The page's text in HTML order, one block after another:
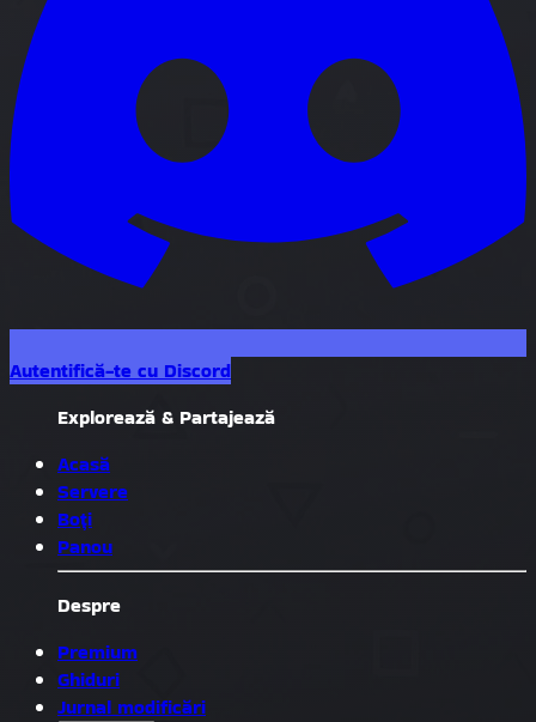
Autentifică-te cu Discord
Explorează & Partajează
Acasă
Servere
Boți
Panou
Despre
Premium
Ghiduri
Jurnal modificări